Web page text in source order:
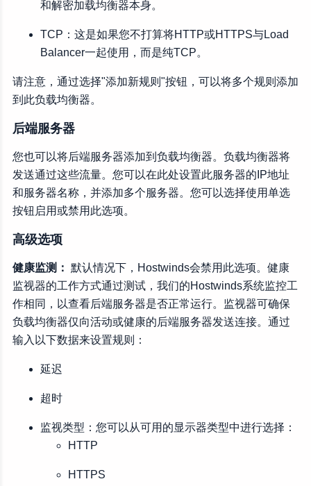
和解密加载均衡器本身。
TCP：这是如果您不打算将HTTP或HTTPS与Load
Balancer一起使用，而是纯TCP。
请注意，通过选择"添加新规则"按钮，可以将多个规则添加
到此负载均衡器。
后端服务器
您也可以将后端服务器添加到负载均衡器。负载均衡器将
发送通过这些流量。您可以在此处设置此服务器的IP地址
和服务器名称，并添加多个服务器。您可以选择使用单选
按钮启用或禁用此选项。
高级选项
健康监测： 默认情况下，Hostwinds会禁用此选项。健康
监视器的工作方式通过测试，我们的Hostwinds系统监控工
作相同，以查看后端服务器是否正常运行。监视器可确保
负载均衡器仅向活动或健康的后端服务器发送连接。通过
输入以下数据来设置规则：
延迟
超时
监视类型：您可以从可用的显示器类型中进行选择：
HTTP
HTTPS